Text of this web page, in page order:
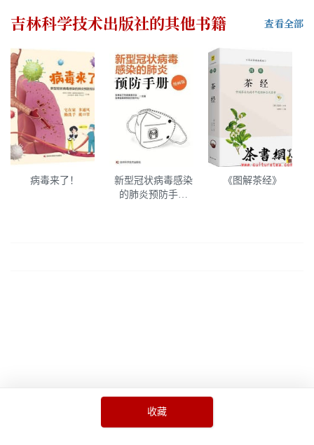
吉林科学技术出版社的其他书籍 查看全部
病毒来了！
新型冠状病毒感染
的肺炎预防手册
《图解茶经》
收藏